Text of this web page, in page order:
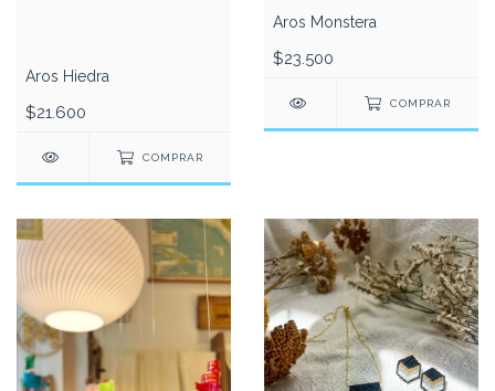
Aros Hiedra
$21.600
COMPRAR
Aros Monstera
$23.500
COMPRAR